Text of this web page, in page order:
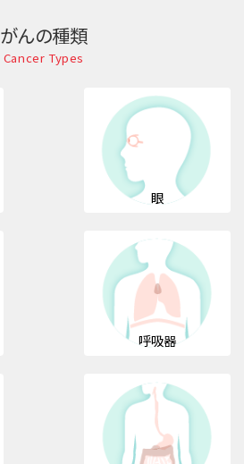
がんの種類
Cancer Types
眼
呼吸器